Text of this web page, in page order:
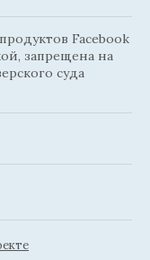
Facebook
запрещена на
суда